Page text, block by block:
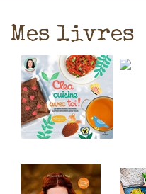
Mes livres